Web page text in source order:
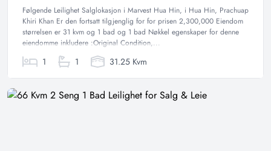
Følgende Leilighet Salglokasjon i Marvest Hua Hin, i Hua Hin, Prachuap
Khiri Khan Er den fortsatt tilgjenglig for for prisen 2,300,000 Eiendom
størrelsen er 31 kvm og 1 bad og 1 bad Nøkkel egenskaper for denne
eiendomme inkludere :Original Condition,...
1 1 31.25 Kvm